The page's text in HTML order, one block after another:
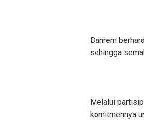
Danrem
sehingga
Melalui
komitmennya